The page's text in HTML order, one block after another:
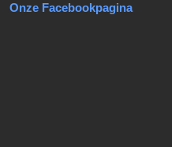
Onze Facebookpagina